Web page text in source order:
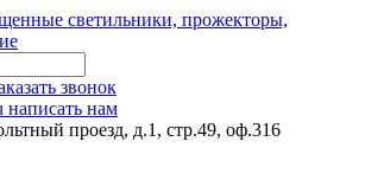
светильники, прожекторы,
звонок
написать нам
проезд, д.1, стр.49, оф.316